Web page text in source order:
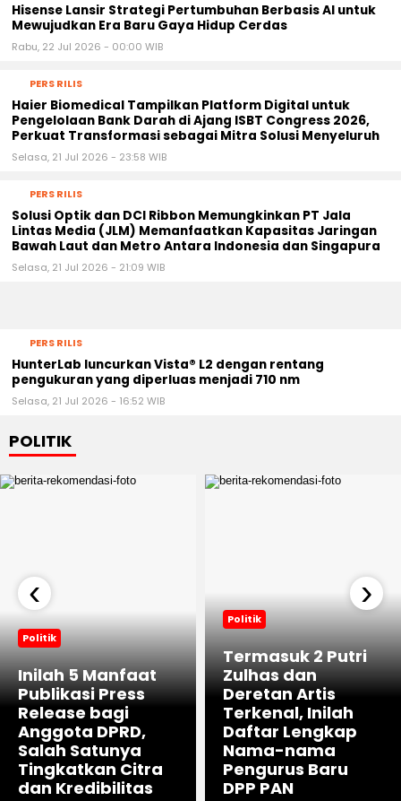
Hisense Lansir Strategi Pertumbuhan Berbasis AI untuk
Mewujudkan Era Baru Gaya Hidup Cerdas
Rabu, 22 Jul 2026 - 00:00 WIB
PERS RILIS
Haier Biomedical Tampilkan Platform Digital untuk
Pengelolaan Bank Darah di Ajang ISBT Congress 2026,
Perkuat Transformasi sebagai Mitra Solusi Menyeluruh
Selasa, 21 Jul 2026 - 23:58 WIB
PERS RILIS
Solusi Optik dan DCI Ribbon Memungkinkan PT Jala
Lintas Media (JLM) Memanfaatkan Kapasitas Jaringan
Bawah Laut dan Metro Antara Indonesia dan Singapura
Selasa, 21 Jul 2026 - 21:09 WIB
PERS RILIS
HunterLab luncurkan Vista® L2 dengan rentang
pengukuran yang diperluas menjadi 710 nm
Selasa, 21 Jul 2026 - 16:52 WIB
POLITIK
Politik
Inilah 5 Manfaat
Publikasi Press
Release bagi
Anggota DPRD,
Salah Satunya
Tingkatkan Citra
dan Kredibilitas
Politik
Termasuk 2 Putri
Zulhas dan
Deretan Artis
Terkenal, Inilah
Daftar Lengkap
Nama-nama
Pengurus Baru
DPP PAN
‹ ›